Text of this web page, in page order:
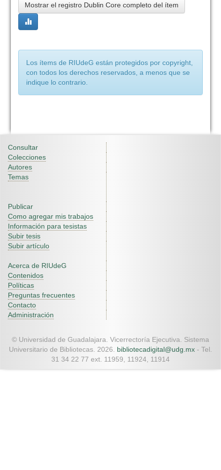
Mostrar el registro Dublin Core completo del ítem
Los ítems de RIUdeG están protegidos por copyright,
con todos los derechos reservados, a menos que se
indique lo contrario.
Consultar
Colecciones
Autores
Temas
Publicar
Como agregar mis trabajos
Información para tesistas
Subir tesis
Subir artículo
Acerca de RIUdeG
Contenidos
Políticas
Preguntas frecuentes
Contacto
Administración
© Universidad de Guadalajara. Vicerrectoría Ejecutiva. Sistema
Universitario de Bibliotecas. 2026. bibliotecadigital@udg.mx - Tel.
31 34 22 77 ext. 11959, 11924, 11914